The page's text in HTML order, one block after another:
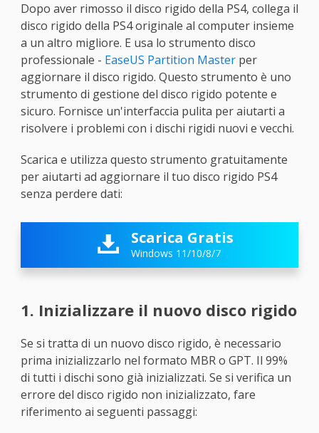
Dopo aver rimosso il disco rigido della PS4, collega il
disco rigido della PS4 originale al computer insieme
a un altro migliore. E usa lo strumento disco
professionale - EaseUS Partition Masterper
aggiornare il disco rigido. Questo strumento è uno
strumento di gestione del disco rigido potente e
sicuro. Fornisce un'interfaccia pulita per aiutarti a
risolvere i problemi con i dischi rigidi nuovi e vecchi.
Scarica e utilizza questo strumento gratuitamente
per aiutarti ad aggiornare il tuo disco rigido PS4
senza perdere dati:
 Scarica Gratis
Windows 11/10/8/7
1. Inizializzare il nuovo disco rigido
Se si tratta di un nuovo disco rigido, è necessario
prima inizializzarlo nel formato MBR o GPT. Il 99%
di tutti i dischi sono già inizializzati. Se si verifica un
errore del disco rigido non inizializzato, fare
riferimento ai seguenti passaggi: